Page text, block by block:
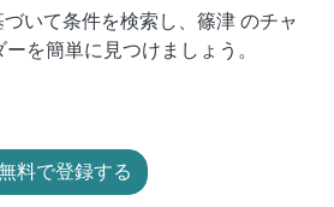
いて条件を検索し、篠津 のチャ
を簡単に見つけましょう。
料で登録する